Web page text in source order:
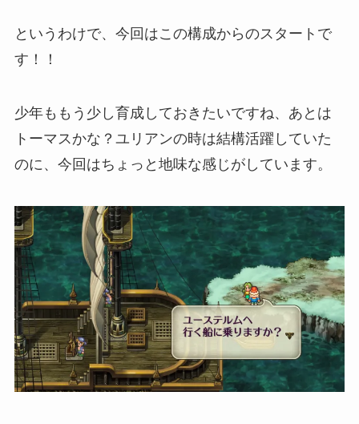
というわけで、今回はこの構成からのスタートで
す！！
少年ももう少し育成しておきたいですね、あとは
トーマスかな？ユリアンの時は結構活躍していた
のに、今回はちょっと地味な感じがしています。